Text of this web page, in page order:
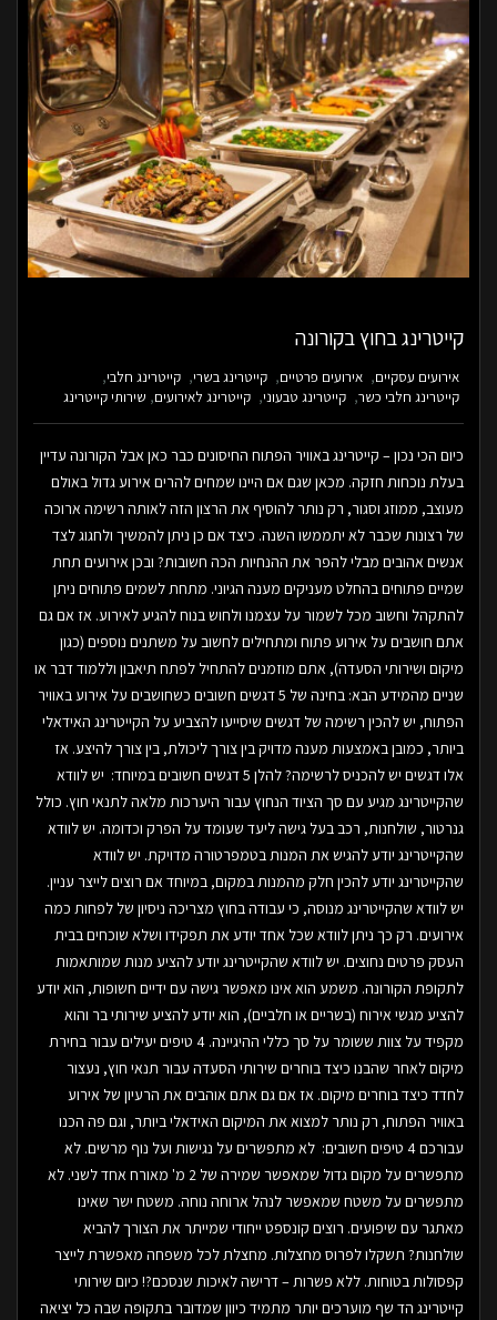
קייטרינג בחוץ בקורונה
אירועים עסקיים אירועים פרטיים קייטרינג בשרי
קייטרינג חלבי
קייטרינג חלבי כשר
קייטרינג טבעוני קייטרינג לאירועים שירותי קייטרינג
כיום הכי נכון – קייטרינג באוויר הפתוח החיסונים כבר כאן אבל הקורונה עדיין
בעלת נוכחות חזקה. מכאן שגם אם היינו שמחים להרים אירוע גדול באולם
מעוצב, ממוזג וסגור, רק נותר להוסיף את הרצון הזה לאותה רשימה ארוכה
של רצונות שכבר לא יתממשו השנה. כיצד אם כן ניתן להמשיך ולחגוג לצד
אנשים אהובים מבלי להפר את ההנחיות הכה חשובות? ובכן אירועים תחת
שמיים פתוחים בהחלט מעניקים מענה הגיוני. מתחת לשמים פתוחים ניתן
להתקהל וחשוב מכל לשמור על עצמנו ולחוש בנוח להגיע לאירוע. אז אם גם
אתם חושבים על אירוע פתוח ומתחילים לחשוב על משתנים נוספים (כגון
מיקום ושירותי הסעדה), אתם מוזמנים להתחיל לפתח תיאבון וללמוד דבר או
שניים מהמידע הבא: בחינה של 5 דגשים חשובים כשחושבים על אירוע באוויר
הפתוח, יש להכין רשימה של דגשים שיסייעו להצביע על הקייטרינג האידאלי
ביותר, כמובן באמצעות מענה מדויק בין צורך ליכולת, בין צורך להיצע. אז
אלו דגשים יש להכניס לרשימה? להלן 5 דגשים חשובים במיוחד: יש לוודא
שהקייטרינג מגיע עם סך הציוד הנחוץ עבור היערכות מלאה לתנאי חוץ. כולל
גנרטור, שולחנות, רכב בעל גישה ליעד שעומד על הפרק וכדומה. יש לוודא
שהקייטרינג יודע להגיש את המנות בטמפרטורה מדויקת. יש לוודא
שהקייטרינג יודע להכין חלק מהמנות במקום, במיוחד אם רוצים לייצר עניין.
יש לוודא שהקייטרינג מנוסה, כי עבודה בחוץ מצריכה ניסיון של לפחות כמה
אירועים. רק כך ניתן לוודא שכל אחד יודע את תפקידו ושלא שוכחים בבית
העסק פרטים נחוצים. יש לוודא שהקייטרינג יודע להציע מנות שמותאמות
לתקופת הקורונה. משמע הוא אינו מאפשר גישה עם ידיים חשופות, הוא יודע
להציע מגשי אירוח (בשריים או חלביים), הוא יודע להציע שירותי בר והוא
מקפיד על צוות ששומר על סך כללי ההיגיינה. 4 טיפים יעילים עבור בחירת
מיקום לאחר שהבנו כיצד בוחרים שירותי הסעדה עבור תנאי חוץ, נעצור
לחדד כיצד בוחרים מיקום. אז אם גם אתם אוהבים את הרעיון של אירוע
באוויר הפתוח, רק נותר למצוא את המיקום האידאלי ביותר, וגם פה הכנו
עבורכם 4 טיפים חשובים: לא מתפשרים על נגישות ועל נוף מרשים. לא
מתפשרים על מקום גדול שמאפשר שמירה של 2 מ' מאורח אחד לשני. לא
מתפשרים על משטח שמאפשר לנהל ארוחה נוחה. משטח ישר שאינו
מאתגר עם שיפועים. רוצים קונספט ייחודי שמייתר את הצורך להביא
שולחנות? תשקלו לפרוס מחצלות. מחצלת לכל משפחה מאפשרת לייצר
קפסולות בטוחות. ללא פשרות – דרישה לאיכות שנסכם?! כיום שירותי
קייטרינג הד שף מוערכים יותר מתמיד כיוון שמדובר בתקופה שבה כל יציאה